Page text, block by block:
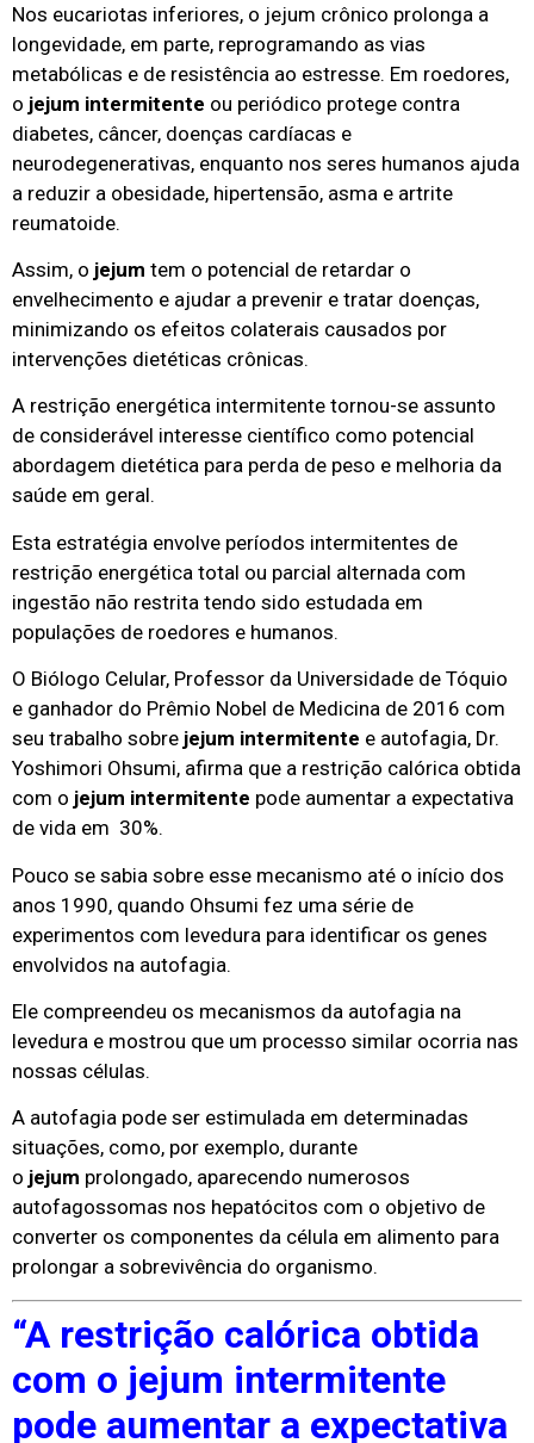
Nos eucariotas inferiores, o jejum crônico prolonga a
longevidade, em parte, reprogramando as vias
metabólicas e de resistência ao estresse. Em roedores,
o jejum intermitente ou periódico protege contra
diabetes, câncer, doenças cardíacas e
neurodegenerativas, enquanto nos seres humanos ajuda
a reduzir a obesidade, hipertensão, asma e artrite
reumatoide.
Assim, o jejum tem o potencial de retardar o
envelhecimento e ajudar a prevenir e tratar doenças,
minimizando os efeitos colaterais causados ​​por
intervenções dietéticas crônicas.
A restrição energética intermitente tornou-se assunto
de considerável interesse científico como potencial
abordagem dietética para perda de peso e melhoria da
saúde em geral.
Esta estratégia envolve períodos intermitentes de
restrição energética total ou parcial alternada com
ingestão não restrita tendo sido estudada em
populações de roedores e humanos.
O Biólogo Celular, Professor da Universidade de Tóquio
e ganhador do Prêmio Nobel de Medicina de 2016 com
seu trabalho sobre jejum intermitente e autofagia, Dr.
Yoshimori Ohsumi, afirma que a restrição calórica obtida
com o jejum intermitente pode aumentar a expectativa
de vida em 30%.
Pouco se sabia sobre esse mecanismo até o início dos
anos 1990, quando Ohsumi fez uma série de
experimentos com levedura para identificar os genes
envolvidos na autofagia.
Ele compreendeu os mecanismos da autofagia na
levedura e mostrou que um processo similar ocorria nas
nossas células.
A autofagia pode ser estimulada em determinadas
situações, como, por exemplo, durante
o jejum prolongado, aparecendo numerosos
autofagossomas nos hepatócitos com o objetivo de
converter os componentes da célula em alimento para
prolongar a sobrevivência do organismo.
“A restrição calórica obtida
com o jejum intermitente
pode aumentar a expectativa